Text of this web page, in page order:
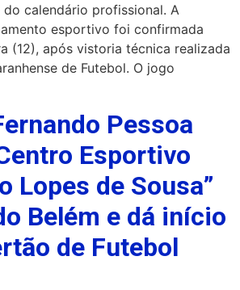
calendário profissional. A
esportivo foi confirmada
(12), após vistoria técnica realizada
de Futebol. O jogo
Pessoa
Esportivo
Lopes de Sousa”
Belém e dá início
de Futebol